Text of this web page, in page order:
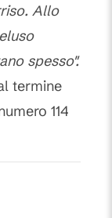
Allo
spesso".
termine
114